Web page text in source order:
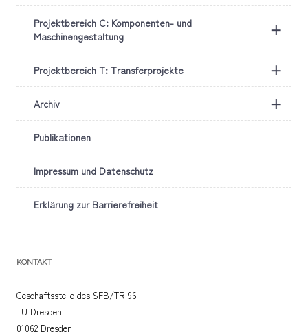
+
Projektbereich C: Komponenten- und
Maschinengestaltung
+
Projektbereich T: Transferprojekte
+
Archiv
Publikationen
Impressum und Datenschutz
Erklärung zur Barrierefreiheit
KONTAKT
Geschäftsstelle des SFB/TR 96
TU Dresden
01062 Dresden